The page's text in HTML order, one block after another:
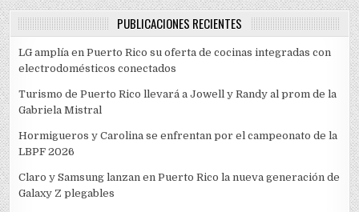
PUBLICACIONES RECIENTES
LG amplía en Puerto Rico su oferta de cocinas integradas con
electrodomésticos conectados
Turismo de Puerto Rico llevará a Jowell y Randy al prom de la
Gabriela Mistral
Hormigueros y Carolina se enfrentan por el campeonato de la
LBPF 2026
Claro y Samsung lanzan en Puerto Rico la nueva generación de
Galaxy Z plegables